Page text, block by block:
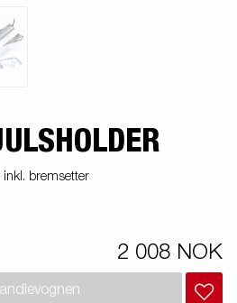
inkl. bremsetter
2 008 NOK